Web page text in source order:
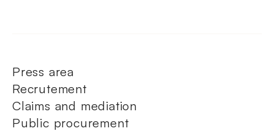
Press area
Recrutement
Claims and mediation
Public procurement